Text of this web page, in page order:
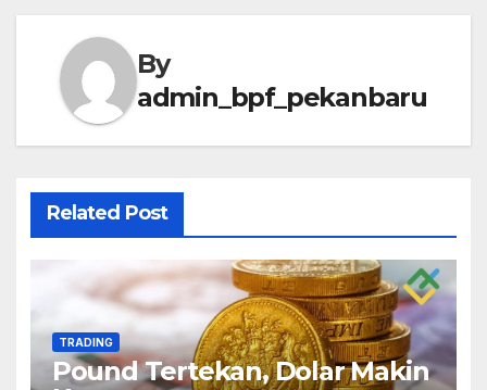
By
admin_bpf_pekanbaru
Related Post
TRADING
Pound Tertekan, Dolar Makin